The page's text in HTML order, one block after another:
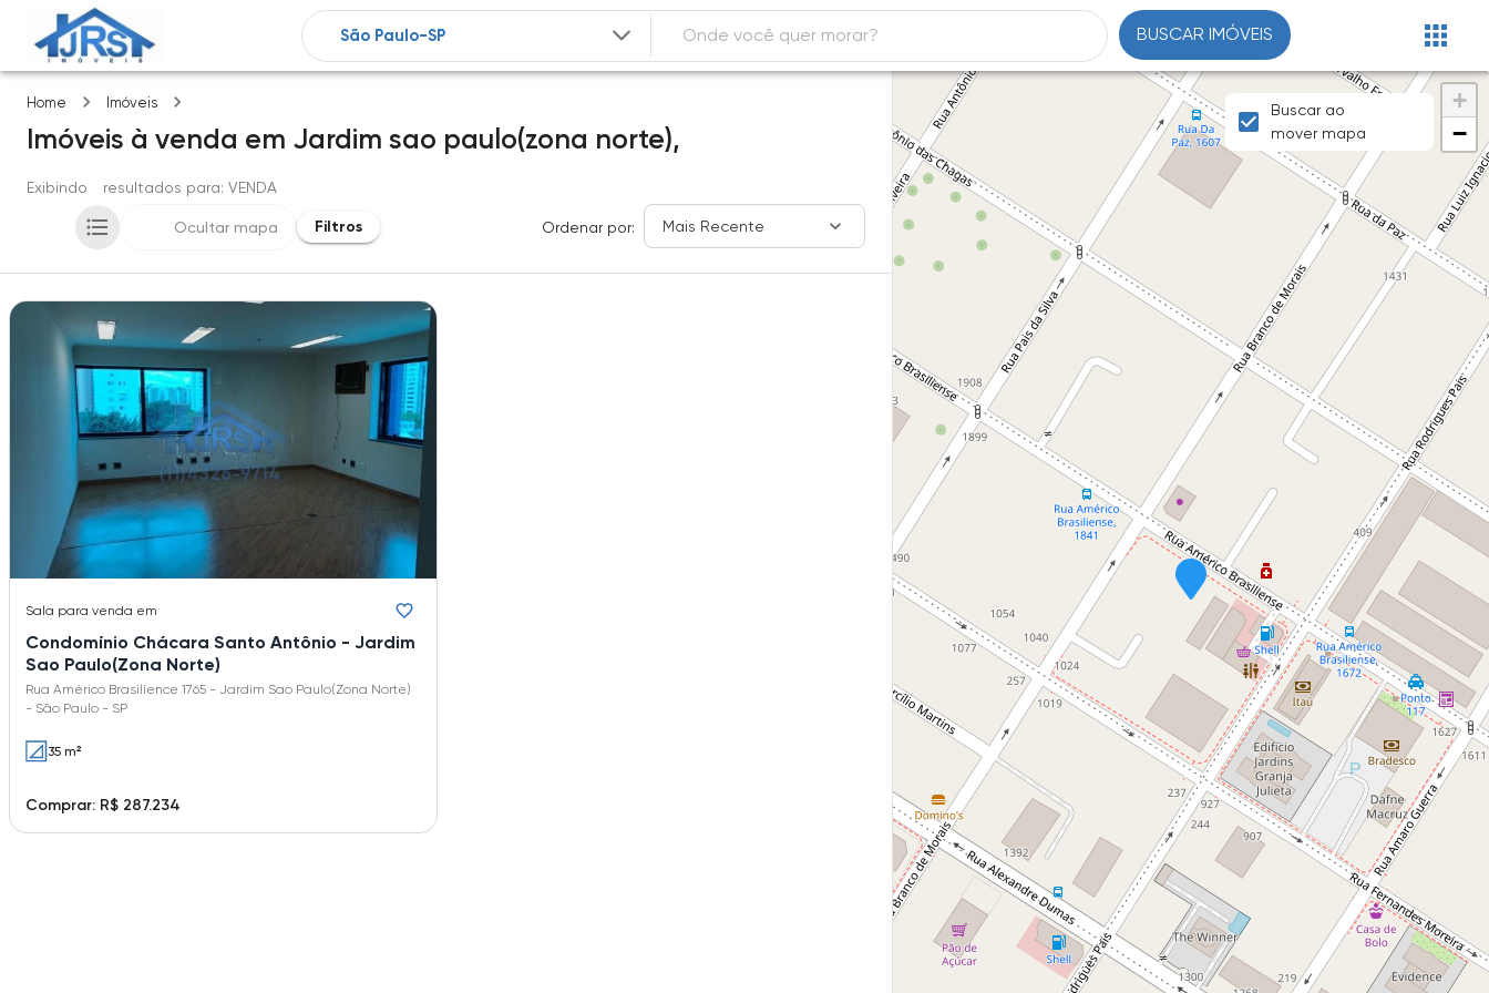
BUSCAR IMÓVEIS
Home Imóveis
Imóveis à venda em Jardim sao paulo(zona norte),
Exibindo resultados para: VENDA
Ocultar mapa Filtros Ordenar por: Mais Recente
Sala para venda em
Condomínio Chácara Santo Antônio - Jardim
Sao Paulo(Zona Norte)
Rua Américo Brasilience 1765 - Jardim Sao Paulo(Zona Norte)
- São Paulo - SP
35 m²
Comprar: R$ 287.234
+
−
Buscar ao
mover mapa